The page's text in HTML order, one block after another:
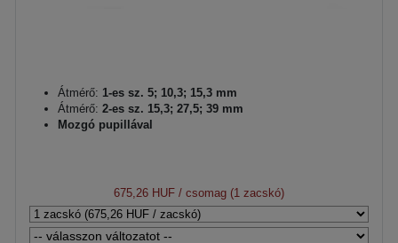
Átmérő: 1-es sz. 5; 10,3; 15,3 mm
Átmérő: 2-es sz. 15,3; 27,5; 39 mm
Mozgó pupillával
675,26 HUF / csomag (1 zacskó)